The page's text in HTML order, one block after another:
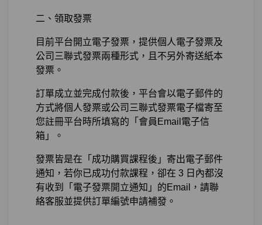
二、領取發票
目前平台開立電子發票，提供個人電子發票及
公司三聯式發票兩種形式，且不另外寄送紙本
發票。
訂單成立並完成付款後，平台會以電子郵件的
方式將個人發票或公司三聯式發票電子檔寄至
您註冊平台時所填寫的「會員Email電子信
箱」。
發票皆是在「成功購買課程後」寄出電子郵件
通知，若你已成功付款課程，卻在 3 日內都沒
有收到「電子發票開立通知」的Email，請聯
絡客服並提供訂單編號申請補發。